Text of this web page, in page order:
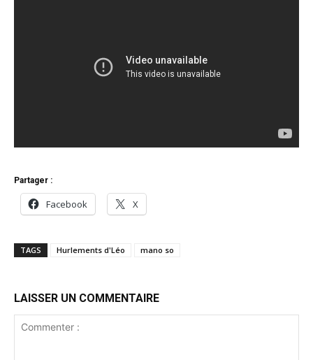
Partager :
Facebook X
TAGS Hurlements d'Léo mano so
LAISSER UN COMMENTAIRE